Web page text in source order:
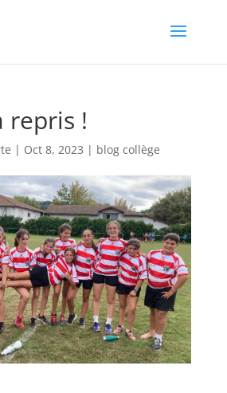
repris !
| Oct 8, 2023 | blog collège